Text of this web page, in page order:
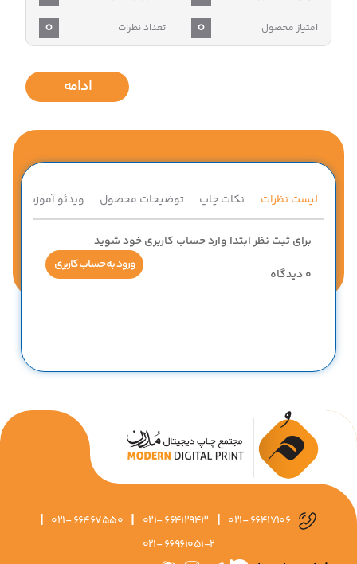
امتیاز محصول 0 تعداد نظرات 0
ادامه
لیست نظرات نکات چاپ توضیحات محصول ویدئو آموزشی
برای ثبت نظر ابتدا وارد حساب کاربری خود شوید
ورود به حساب کاربری
0 دیدگاه
021- 66417106
|
021- 66412943
|
021- 66467550
|
021- 66961051-2